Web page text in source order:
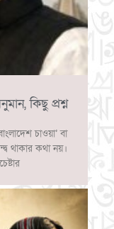
কিছু প্রশ্ন
চাওয়া’ বা
থাকার কথা নয়।